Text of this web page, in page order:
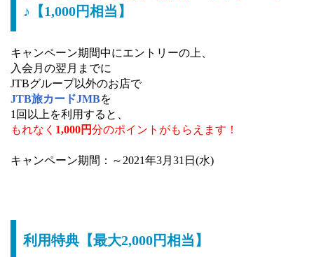
♪【1,000円相当】
キャンペーン期間中にエントリーの上、
入会月の翌月までに
JTBグループ以外のお店で
JTB旅カードJMBを
1回以上を利用すると、
もれなく 1,000円分のポイントがもらえます！
キャンペーン期間：～2021年3月31日(水)
利用特典【最大2,000円相当】